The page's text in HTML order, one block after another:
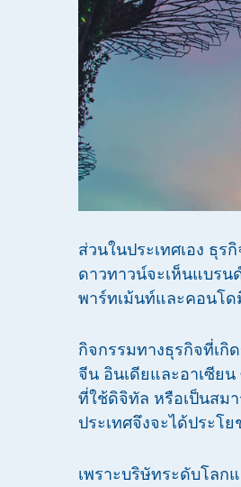
ส่วนในประเทศเอง ธุ
ดาวทาวน์จะเห็นแบร
พาร์ทเม้นท์และคอนโด
กิจกรรมทางธุรกิจที่เกิ
จีน อินเดียและอาเซีย
ที่ใช้ดิจิทัล หรือเป็นสม
ประเทศจึงจะได้ประโ
เพราะบริษัทระดับโลก